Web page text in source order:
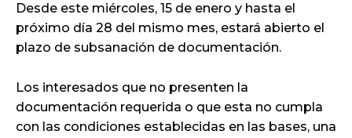
Desde este miércoles, 15 de enero y hasta el
próximo día 28 del mismo mes, estará abierto el
plazo de subsanación de documentación.
Los interesados que no presenten la
documentación requerida o que esta no cumpla
con las condiciones establecidas en las bases, una